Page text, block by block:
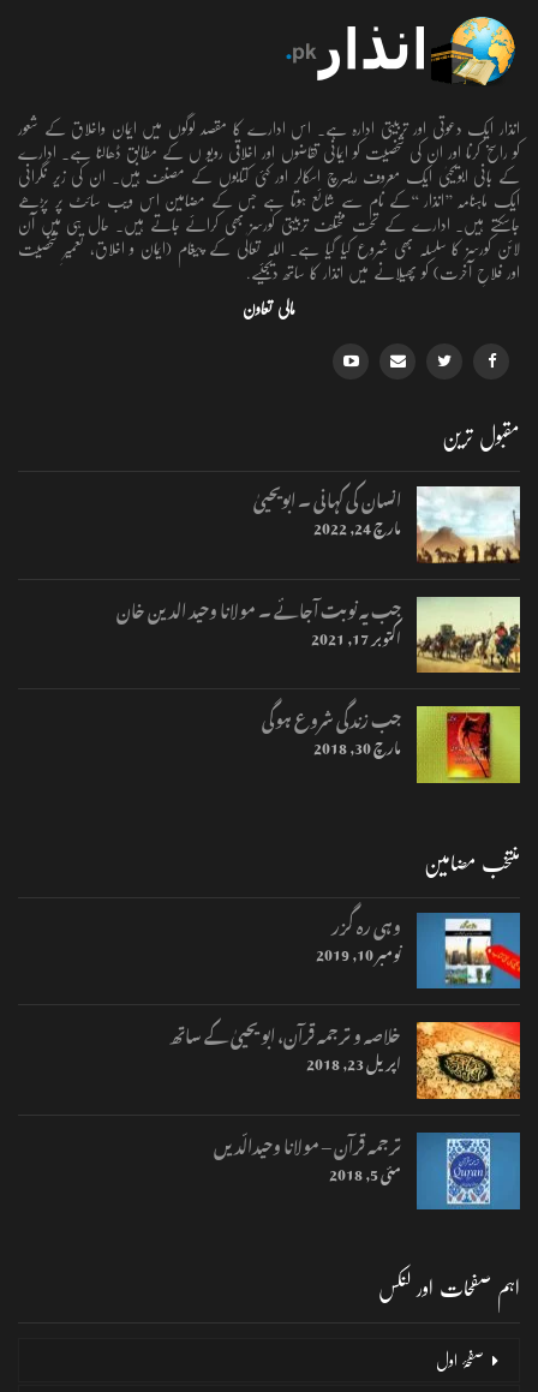
انذار ایک دعوتی اور تربیتی ادارہ ہے۔ اس ادارے کا مقصد لوگوں میں ایمان واخلاق کے شعور
کو راسخ کرنا اور ان کی شخصیت کو ایمانی تقاضوں اور اخلاقی رویو ں کے مطابق ڈھالنا ہے۔ ادارے
کے بانی ابویحییٰ ایک معروف ریسرچ اسکالر اور کئی کتابوں کے مصنف ہیں۔ ان کی زیر نگرانی
ایک ماہنامہ ’’انذار ‘‘کے نام سے شائع ہوتا ہے جس کے مضامین اس ویب سائٹ پر پڑھے
جاسکتے ہیں۔ ادارے کے تحت مختلف تربیتی کورسز بھی کرائے جاتے ہیں۔ حال ہی میں آن
لائن کورسز کا سلسلہ بھی شروع کیا گیا ہے۔ اللہ تعالٰی کے پیغام (ایمان و اخلاق، تعمیرِ شخصیت
اور فلاحِ آخرت) کو پھیلانے میں انذار کا ساتھ دیجئیے.
مالی تعاون
مقبول ترین
انسان کی کہانی ۔ ابویحییٰ
مارچ 24, 2022
جب یہ نوبت آجائے ۔ مولانا وحید الدین خان
اکتوبر 17, 2021
جب زندگی شروع ہوگی
مارچ 30, 2018
منتخب مضامین
وہی رہ گزر
نومبر 10, 2019
خلاصہ و ترجمہ قرآن، ابو یحییٰ کے ساتھ
اپریل 23, 2018
ترجمہ قرآن – مولانا وحیدالّدیں
مئی 5, 2018
اہم صفحات اور لنکس
صفحۂ اول